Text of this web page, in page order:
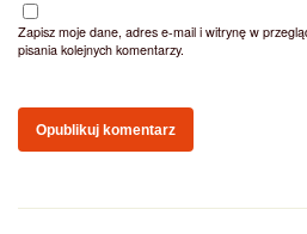
Zapisz moje dane, adres e-mail i witrynę w
pisania kolejnych komentarzy.